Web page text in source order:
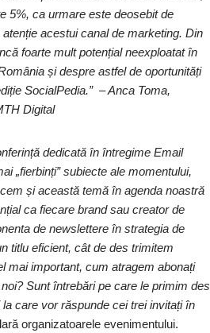
5%, ca urmare este deosebit de
acestui canal de marketing. Din
foarte mult potențial neexploatat în
și despre astfel de oportunități
SocialPedia.” – Anca Toma,
Digital
dedicată în întregime Email
„fierbinți” subiecte ale momentului,
și această temă în agenda noastră
ca fiecare brand sau creator de
de newslettere în strategia de
titlu eficient, cât de des trimitem
mai important, cum atragem abonați
Sunt întrebări pe care le primim des
care vor răspunde cei trei invitați în
organizatoarele evenimentului.